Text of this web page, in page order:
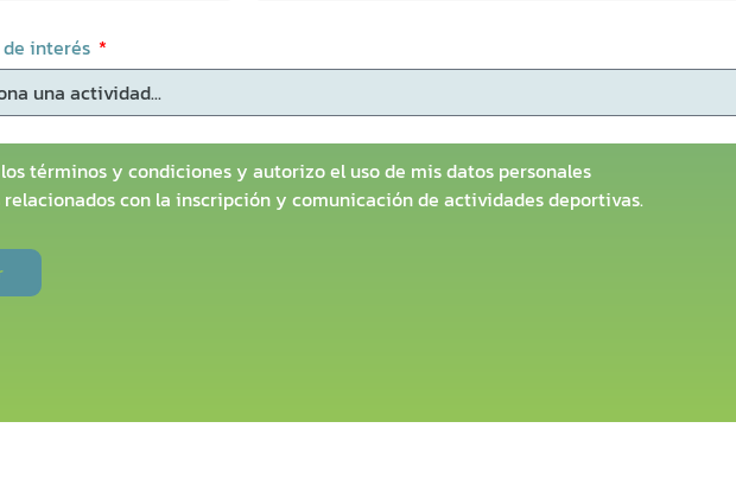
interés
términos y condiciones y autorizo el uso de mis datos personales
relacionados con la inscripción y comunicación de actividades deportivas.